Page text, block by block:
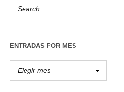
ENTRADAS POR MES